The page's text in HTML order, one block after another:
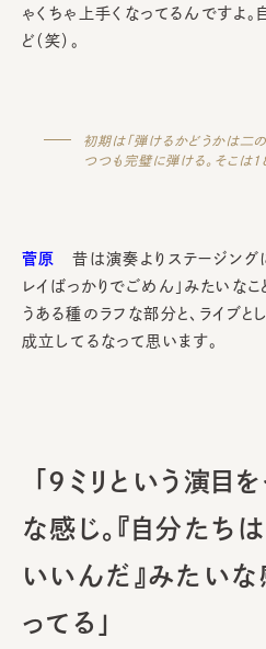
ゃくちゃ上手くなってるんですよ
ど（笑）。
初期は「弾けるかどうかは二
つつも完璧に弾ける。そこは
菅原
昔は演奏よりステージング
レイばっかりでごめん」みたいなこ
うある種のラフな部分と、ライブ
成立してるなって思います。
「9ミリという演目
な感じ。『自分たち
いいんだ』みたい
ってる」